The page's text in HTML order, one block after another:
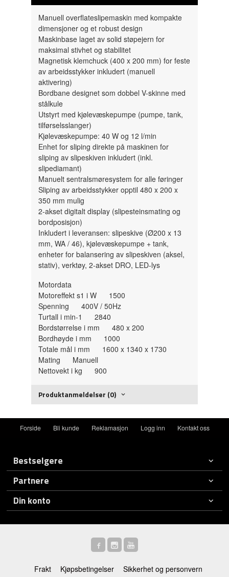
Manuell overflateslipemaskin med kompakte
dimensjoner og et robust design
Maskinbase laget av solid støpejern for
maksimal stivhet og stabilitet
Magnetisk klemchuck (400 x 200 mm) for feste
av arbeidsstykker inkludert (manuell
aktivering)
Bordbane designet som dobbel V-skinne med
stålkule
Utstyrt med kjølevæskepumpe (pumpe, tank,
tilførselsslanger)
Kjølevæskepumpe: 40 W og 12 l/min
Enhet for sliping direkte på maskinen for
sliping av slipeskiven inkludert (inkl.
slipediamant)
Manuelt sentralsmøresystem for alle føringer
Sliping av arbeidsstykker opptil 480 x 200 x
350 mm mulig
2-akset digitalt display (slipesteinsmating og
bordposisjon)
Inkludert i leveransen: slipeskive (Ø200 x 13
mm, WA / 46), kjølevæskepumpe + tank,
enheter for balansering av slipeskiven (aksel,
stativ), verktøy, 2-akset DRO, LED-lys
Motordata
Motoreffekt s1 i W 1500
Spenning 400V / 50Hz
Turtall i min-1 2840
Bordstørrelse i mm 480 x 200
Bordhøyde i mm 1000
Totale mål i mm 1600 x 1340 x 1730
Mating Manuell
Nettovekt i kg 900
Produktanmeldelser (0)
Forside Bli kunde Reklamasjon Logg inn Kontakt oss
Bestselgere
Partnere
Din konto
Frakt Kjøpsbetingelser Sikkerhet og personvern